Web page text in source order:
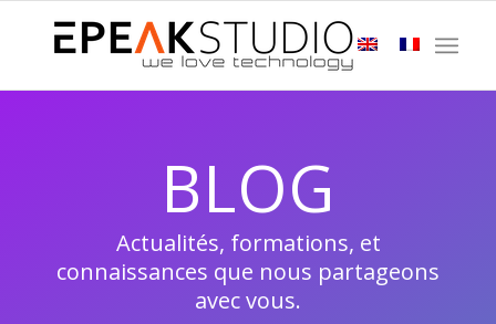
BLOG
Actualités, formations, et
connaissances que nous partageons
avec vous.